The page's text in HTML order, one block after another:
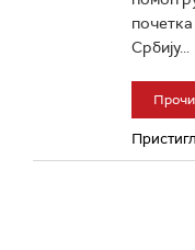
Србију...